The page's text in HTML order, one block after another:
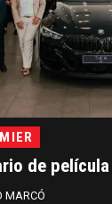
de película
MARCÓ